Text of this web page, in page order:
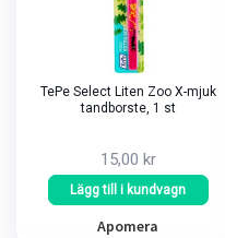
TePe Select Liten Zoo X-mjuk
tandborste, 1 st
15,00 kr
Lägg till i kundvagn
Apomera